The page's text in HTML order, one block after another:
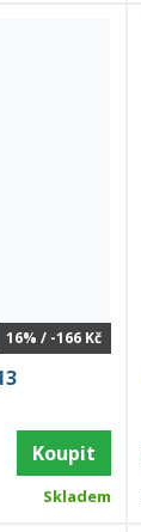
16% / -166 Kč
Koupit
Skladem